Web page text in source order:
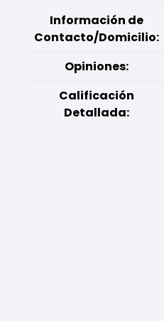
Información de
Contacto/Domicilio:
Opiniones:
Calificación
Detallada: